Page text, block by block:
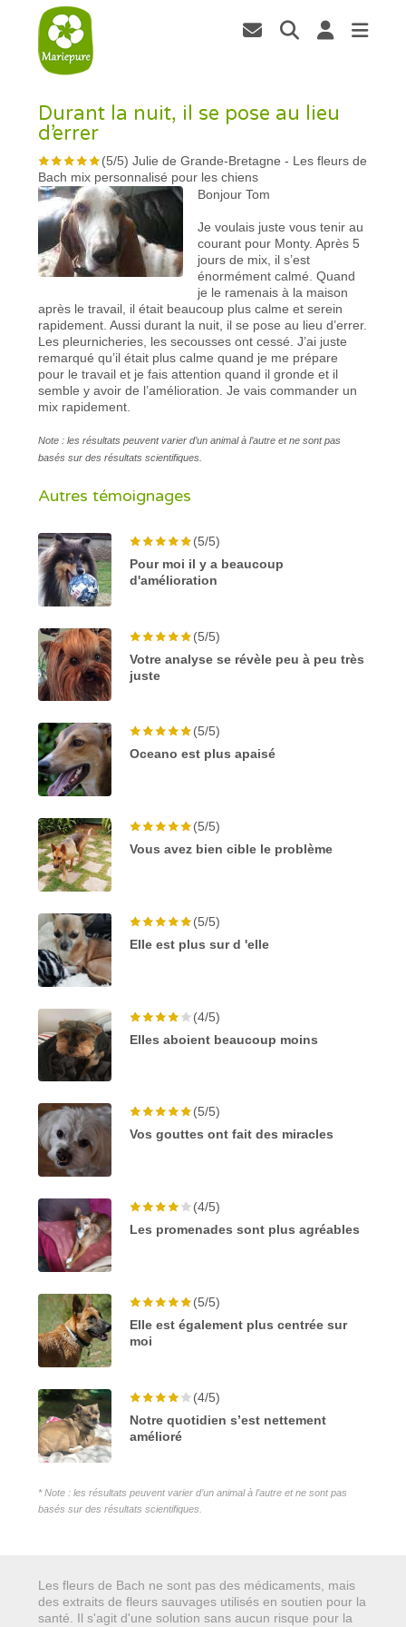
Durant la nuit, il se pose au lieu
d’errer
(5/5)Julie de Grande-Bretagne - Les fleurs de
Bach mix personnalisé pour les chiens
Bonjour Tom
Je voulais juste vous tenir au
courant pour Monty. Après 5
jours de mix, il s’est
énormément calmé. Quand
je le ramenais à la maison
après le travail, il était beaucoup plus calme et serein
rapidement. Aussi durant la nuit, il se pose au lieu d’errer.
Les pleurnicheries, les secousses ont cessé. J’ai juste
remarqué qu’il était plus calme quand je me prépare
pour le travail et je fais attention quand il gronde et il
semble y avoir de l’amélioration. Je vais commander un
mix rapidement.
Note : les résultats peuvent varier d’un animal à l’autre et ne sont pas
basés sur des résultats scientifiques.
Autres témoignages
(5/5)
Pour moi il y a beaucoup
d'amélioration
(5/5)
Votre analyse se révèle peu à peu très
juste
(5/5)
Oceano est plus apaisé
(5/5)
Vous avez bien cible le problème
(5/5)
Elle est plus sur d 'elle
(4/5)
Elles aboient beaucoup moins
(5/5)
Vos gouttes ont fait des miracles
(4/5)
Les promenades sont plus agréables
(5/5)
Elle est également plus centrée sur
moi
(4/5)
Notre quotidien s’est nettement
amélioré
* Note : les résultats peuvent varier d’un animal à l’autre et ne sont pas
basés sur des résultats scientifiques.
Les fleurs de Bach ne sont pas des médicaments, mais
des extraits de fleurs sauvages utilisés en soutien pour la
santé. Il s'agit d'une solution sans aucun risque pour la